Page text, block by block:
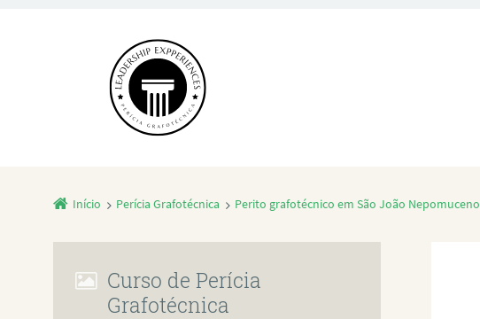
Início Perícia Grafotécnica Perito grafotécnico em São João Nepomuceno
Curso de Perícia
Grafotécnica